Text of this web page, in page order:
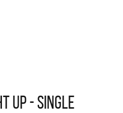
UP - SINGLE